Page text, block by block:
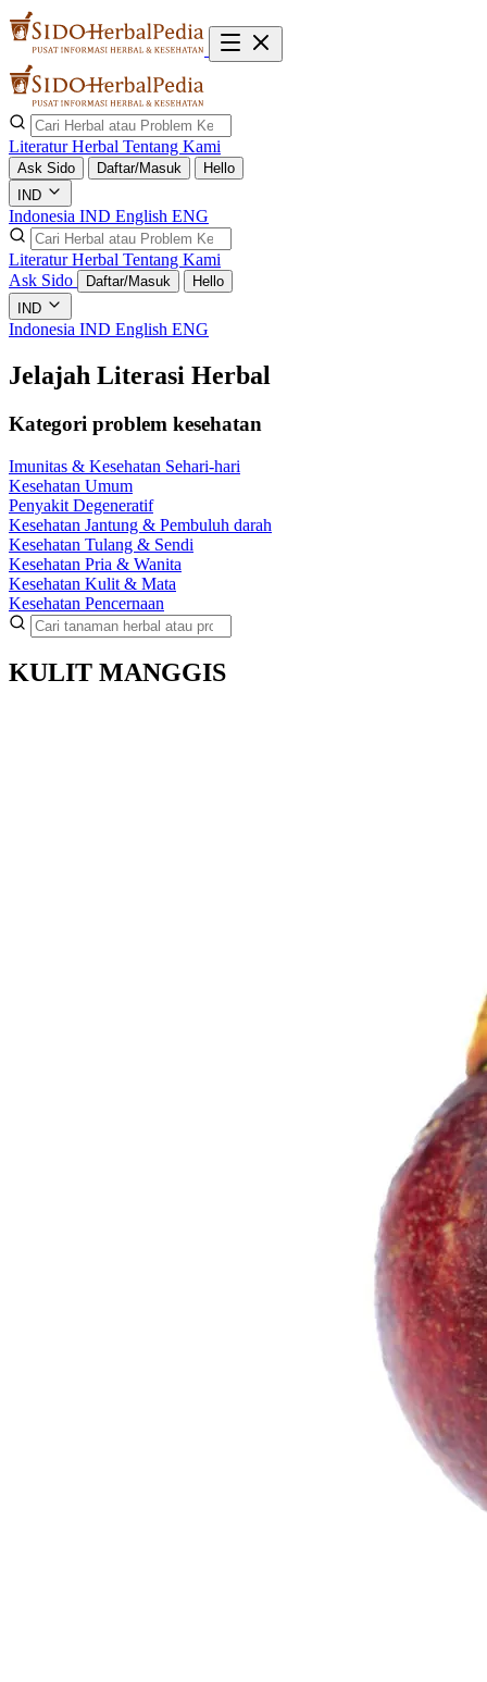
Literatur Herbal Tentang Kami
Ask Sido Daftar/Masuk
Hello
IND
Indonesia IND English ENG
Literatur Herbal Tentang Kami
Ask Sido
Daftar/Masuk
Hello
IND
Indonesia IND English ENG
Jelajah Literasi Herbal
Kategori problem kesehatan
Imunitas & Kesehatan Sehari-hari
Kesehatan Umum
Penyakit Degeneratif
Kesehatan Jantung & Pembuluh darah
Kesehatan Tulang & Sendi
Kesehatan Pria & Wanita
Kesehatan Kulit & Mata
Kesehatan Pencernaan
KULIT MANGGIS